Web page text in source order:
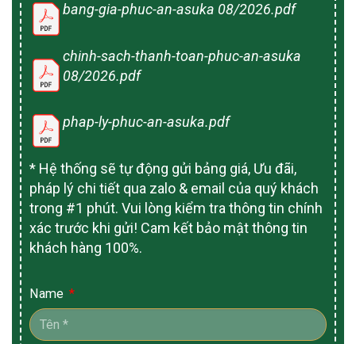
bang-gia-phuc-an-asuka 08/2026.pdf
chinh-sach-thanh-toan-phuc-an-asuka
08/2026.pdf
phap-ly-phuc-an-asuka.pdf
* Hệ thống sẽ tự động gửi bảng giá, Ưu đãi,
pháp lý chi tiết qua zalo & email của quý khách
trong #1 phút. Vui lòng kiểm tra thông tin chính
xác trước khi gửi! Cam kết bảo mật thông tin
khách hàng 100%.
Name